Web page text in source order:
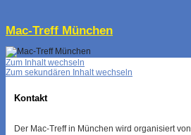
Mac-Treff München
Zum Inhalt wechseln
Zum sekundären Inhalt wechseln
Kontakt
Der Mac-Treff in München wird organisiert von